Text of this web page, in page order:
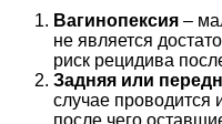
Вагинопексия –
не является
риск рецидива
Задняя или
случае проводится
после чего